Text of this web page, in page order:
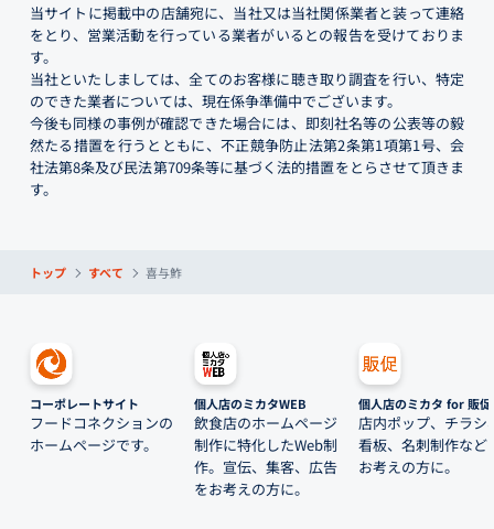
当サイトに掲載中の店舗宛に、当社又は当社関係業者と装って連絡
をとり、営業活動を行っている業者がいるとの報告を受けておりま
す。
当社といたしましては、全てのお客様に聴き取り調査を行い、特定
のできた業者については、現在係争準備中でございます。
今後も同様の事例が確認できた場合には、即刻社名等の公表等の毅
然たる措置を行うとともに、不正競争防止法第2条第1項第1号、会
社法第8条及び民法第709条等に基づく法的措置をとらさせて頂きま
す。
トップ すべて 喜与鮓
コーポレートサイト
フードコネクションの
ホームページです。
個人店のミカタWEB
飲食店のホームページ
制作に特化したWeb制
作。宣伝、集客、広告
をお考えの方に。
個人店のミカタ for 販促
店内ポップ、チラシ
看板、名刺制作など
お考えの方に。